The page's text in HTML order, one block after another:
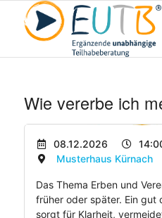
Wie vererbe ich
08.12.2026
Musterhaus Kürnach
Das Thema Erben und
früher oder später. Ein gut
sorgt für Klarheit,